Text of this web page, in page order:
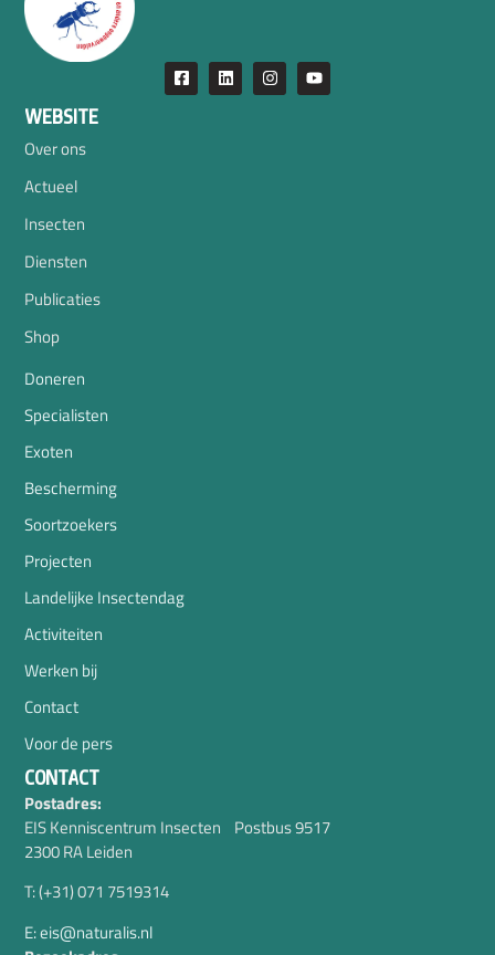
WEBSITE
Over ons
Actueel
Insecten
Diensten
Publicaties
Shop
Doneren
Specialisten
Exoten
Bescherming
Soortzoekers
Projecten
Landelijke Insectendag
Activiteiten
Werken bij
Contact
Voor de pers
CONTACT
Postadres:
EIS Kenniscentrum Insecten Postbus 9517
2300 RA Leiden
T: (+31) 071 7519314
E: eis@naturalis.nl